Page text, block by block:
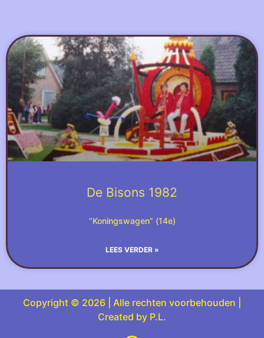
De Bisons 1982
“Koningswagen” (14e)
LEES VERDER »
Copyright © 2026 | Alle rechten voorbehouden |
Created by P.L.